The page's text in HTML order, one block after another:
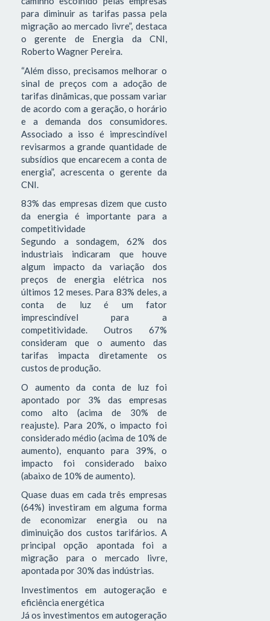
para diminuir as tarifas passa pela
migração ao mercado livre”, destaca
o gerente de Energia da CNI,
Roberto Wagner Pereira.
“Além disso, precisamos melhorar o
sinal de preços com a adoção de
tarifas dinâmicas, que possam variar
de acordo com a geração, o horário
e a demanda dos consumidores.
Associado a isso é imprescindível
revisarmos a grande quantidade de
subsídios que encarecem a conta de
energia”, acrescenta o gerente da
CNI.
83% das empresas dizem que custo
da energia é importante para a
competitividade
Segundo a sondagem, 62% dos
industriais indicaram que houve
algum impacto da variação dos
preços de energia elétrica nos
últimos 12 meses. Para 83% deles, a
conta de luz é um fator
imprescindível para a
competitividade. Outros 67%
consideram que o aumento das
tarifas impacta diretamente os
custos de produção.
O aumento da conta de luz foi
apontado por 3% das empresas
como alto (acima de 30% de
reajuste). Para 20%, o impacto foi
considerado médio (acima de 10% de
aumento), enquanto para 39%, o
impacto foi considerado baixo
(abaixo de 10% de aumento).
Quase duas em cada três empresas
(64%) investiram em alguma forma
de economizar energia ou na
diminuição dos custos tarifários. A
principal opção apontada foi a
migração para o mercado livre,
apontada por 30% das indústrias.
Investimentos em autogeração e
eficiência energética
Já os investimentos em autogeração